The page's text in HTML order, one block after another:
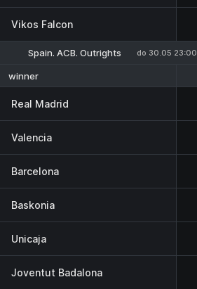
Vikos Falcon
Spain. ACB. Outrights do 30.05 23:00
winner
Real Madrid
Valencia
Barcelona
Baskonia
Unicaja
Joventut Badalona